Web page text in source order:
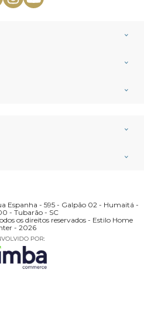
Espanha - 595 - Galpão 02 - Humaitá -
- Tubarão - SC
os direitos reservados - Estilo Home
- 2026